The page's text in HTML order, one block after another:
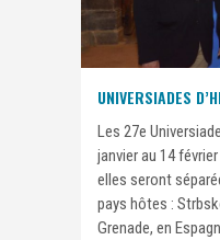
UNIVERSIADES
Les 27e
janvier au 14
elles seront
pays hôtes :
Grenade, en